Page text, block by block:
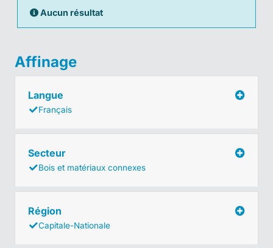
Aucun résultat
Affinage
Langue
Français
Secteur
Bois et matériaux connexes
Région
Capitale-Nationale